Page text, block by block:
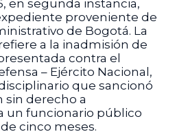
en segunda instancia,
proveniente de
de Bogotá. La
a la inadmisión de
contra el
– Ejército Nacional,
que sancionó
sin derecho a
un funcionario público
cinco meses.